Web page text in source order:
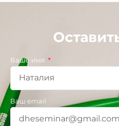
Ваше имя
Ваш email